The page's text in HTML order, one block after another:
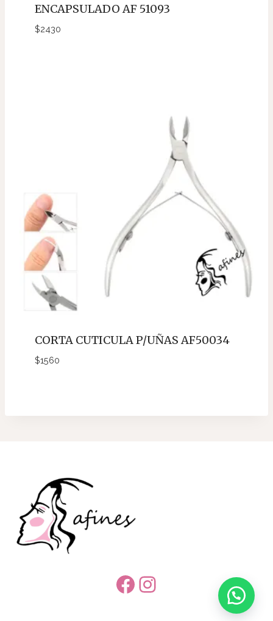
ENCAPSULADO AF 51093
$2430
CORTA CUTICULA P/UÑAS AF50034
$1560
Facebook
Instagram